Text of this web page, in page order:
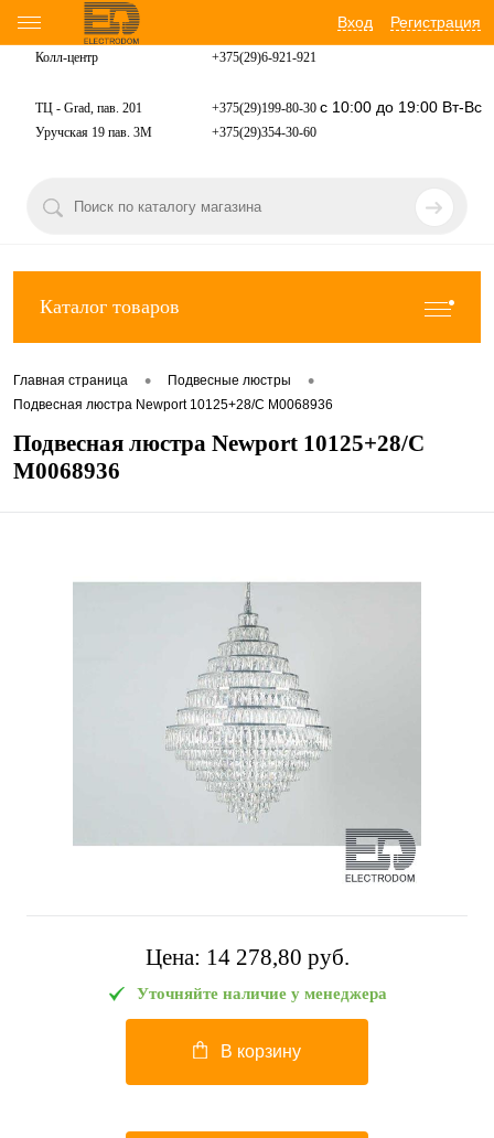
Вход Регистрация
Колл-центр +375(29)6-921-921
ТЦ - Grad, пав. 201 +375(29)199-80-30 с 10:00 до 19:00 Вт-Вс
Уручская 19 пав. 3М +375(29)354-30-60
Каталог товаров
Главная страница • Подвесные люстры •
Подвесная люстра Newport 10125+28/C М0068936
Подвесная люстра Newport 10125+28/C
М0068936
Цена: 14 278,80 pуб.
Уточняйте наличие у менеджера
В корзину